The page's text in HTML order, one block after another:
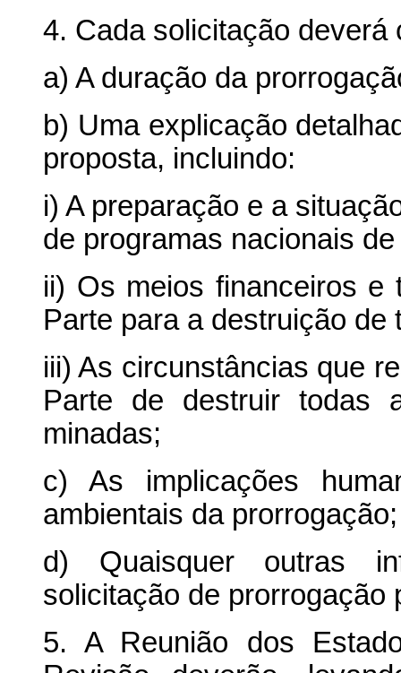
4. Cada solicitação deverá
a) A duração da
b) Uma explicação
proposta, incluindo:
i) A preparação e a
de programas nacionais
ii) Os meios financeiros e
Parte para a destruição
iii) As circunstâncias que
Parte de destruir todas
minadas;
c) As implicações
ambientais da
d) Quaisquer outras
solicitação de prorrogação
5. A Reunião dos